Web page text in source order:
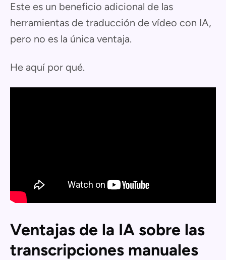
Este es un beneficio adicional de las
herramientas de traducción de vídeo con IA,
pero no es la única ventaja.
He aquí por qué.
Ventajas de la IA sobre las
transcripciones manuales